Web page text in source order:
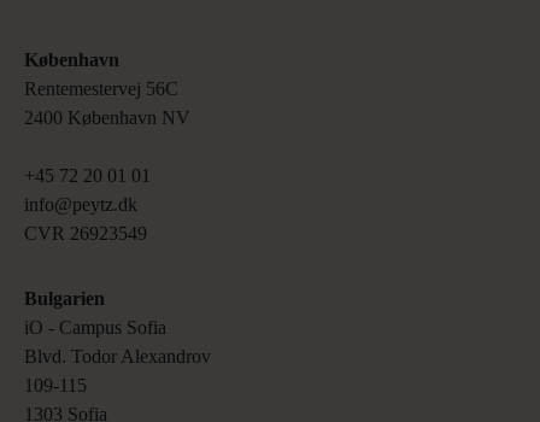
København
Rentemestervej 56C
2400 København NV
+45 72 20 01 01
info@peytz.dk
CVR 26923549
Bulgarien
iO ‑ Campus Sofia
Blvd. Todor Alexandrov
109‑115
1303 Sofia